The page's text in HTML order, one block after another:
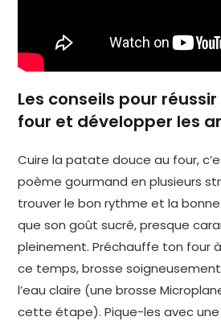
Les conseils pour
four et développer les
Cuire la patate douce au four,
poème gourmand en plusieurs
trouver le bon rythme et la
que son goût sucré, presque
pleinement. Préchauffe ton four
ce temps, brosse
l’eau claire (une brosse
cette étape). Pique-les avec